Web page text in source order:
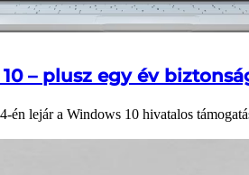
– plusz egy év
én lejár a Windows 10 hivatalos